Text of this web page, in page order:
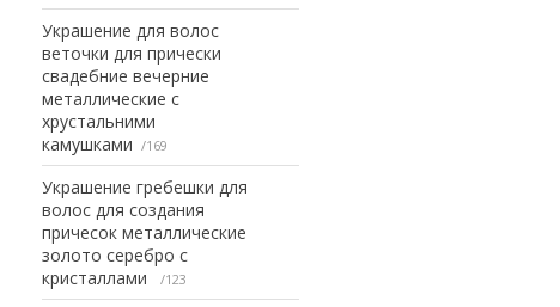
Украшение для волос
веточки для прически
свадебние вечерние
металлические с
хрустальними
камушками
169
Украшение гребешки для
волос для создания
причесок металлические
золото серебро с
кристаллами
123